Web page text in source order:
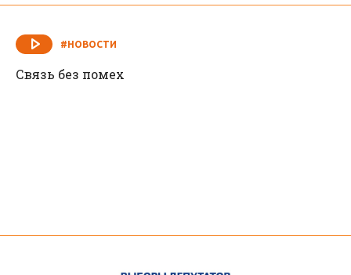
#НОВОСТИ
Связь без помех